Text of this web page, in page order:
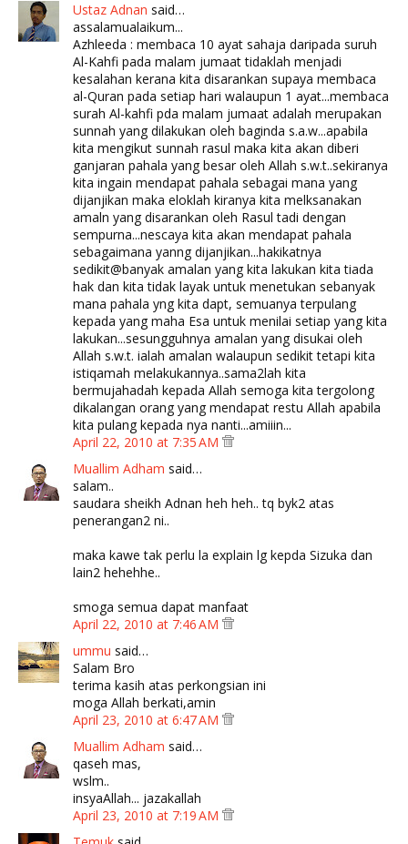
Ustaz Adnan said…
assalamualaikum...
Azhleeda : membaca 10 ayat sahaja daripada suruh
Al-Kahfi pada malam jumaat tidaklah menjadi
kesalahan kerana kita disarankan supaya membaca
al-Quran pada setiap hari walaupun 1 ayat...membaca
surah Al-kahfi pda malam jumaat adalah merupakan
sunnah yang dilakukan oleh baginda s.a.w...apabila
kita mengikut sunnah rasul maka kita akan diberi
ganjaran pahala yang besar oleh Allah s.w.t..sekiranya
kita ingain mendapat pahala sebagai mana yang
dijanjikan maka eloklah kiranya kita melksanakan
amaln yang disarankan oleh Rasul tadi dengan
sempurna...nescaya kita akan mendapat pahala
sebagaimana yanng dijanjikan...hakikatnya
sedikit@banyak amalan yang kita lakukan kita tiada
hak dan kita tidak layak untuk menetukan sebanyak
mana pahala yng kita dapt, semuanya terpulang
kepada yang maha Esa untuk menilai setiap yang kita
lakukan...sesungguhnya amalan yang disukai oleh
Allah s.w.t. ialah amalan walaupun sedikit tetapi kita
istiqamah melakukannya..sama2lah kita
bermujahadah kepada Allah semoga kita tergolong
dikalangan orang yang mendapat restu Allah apabila
kita pulang kepada nya nanti...amiiin...
April 22, 2010 at 7:35 AM
Muallim Adham said…
salam..
saudara sheikh Adnan heh heh.. tq byk2 atas
penerangan2 ni..
maka kawe tak perlu la explain lg kepda Sizuka dan
lain2 hehehhe..
smoga semua dapat manfaat
April 22, 2010 at 7:46 AM
ummu said…
Salam Bro
terima kasih atas perkongsian ini
moga Allah berkati,amin
April 23, 2010 at 6:47 AM
Muallim Adham said…
qaseh mas,
wslm..
insyaAllah... jazakallah
April 23, 2010 at 7:19 AM